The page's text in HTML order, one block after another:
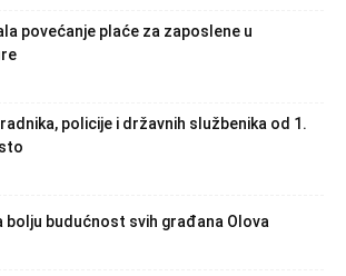
povećanje plaće za zaposlene u
policije i državnih službenika od 1.
bolju budućnost svih građana Olova